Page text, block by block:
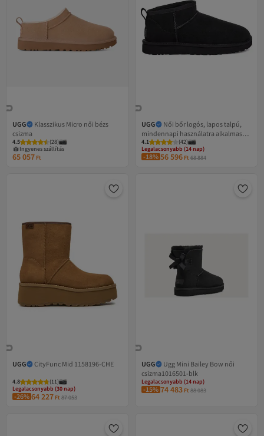
UGG
Klasszikus Micro női bézs
csizma
4.5 (28)
Ingyenes szállítás
65 057 Ft
UGG
Női bőr logós, lapos talpú,
mindennapi használatra alkalmas
fekete csizma és bokacsizma
4.1 (42)
Legalacsonyabb (14 nap)
Ingyenes szállítás
Legalacsonyabb (14 nap)
-18% 56 596 Ft68 884
UGG CityFunc Mid 1158196-CHE
4.8 (11)
Legalacsonyabb (30 nap)
Ingyenes szállítás
Legalacsonyabb (30 nap)
-26% 64 227 Ft87 053
UGG
Ugg Mini Bailey Bow női
csizma1016501-blk
Legalacsonyabb (14 nap)
Ingyenes szállítás
Legalacsonyabb (14 nap)
-15% 74 483 Ft88 083